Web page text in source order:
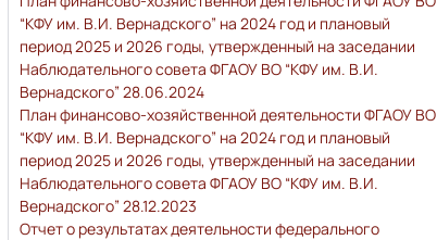
“КФУ им. В.И. Вернадского” на 2024 год и плановый
период 2025 и 2026 годы, утвержденный на заседании
Наблюдательного совета ФГАОУ ВО “КФУ им. В.И.
Вернадского” 28.06.2024
План финансово-хозяйственной деятельности ФГАОУ ВО
“КФУ им. В.И. Вернадского” на 2024 год и плановый
период 2025 и 2026 годы, утвержденный на заседании
Наблюдательного совета ФГАОУ ВО “КФУ им. В.И.
Вернадского” 28.12.2023
Отчет о результатах деятельности федерального